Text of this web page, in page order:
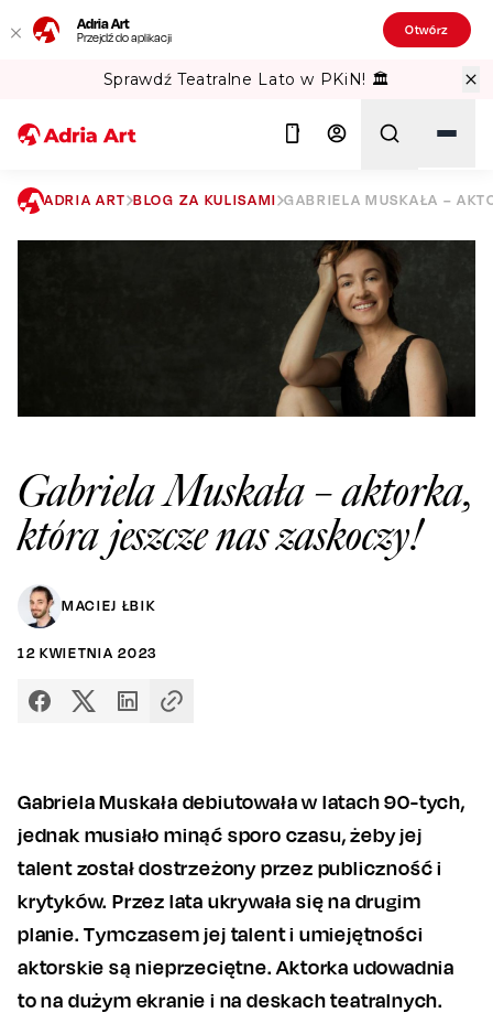
Adria Art
Przejdź do aplikacji Otwórz
Sprawdź Teatralne Lato w PKiN! 🏛️
ADRIA ART BLOG ZA KULISAMI GABRIELA MUSKAŁA –
Gabriela Muskała – aktorka,
która jeszcze nas zaskoczy!
MACIEJ ŁBIK
12 KWIETNIA 2023
Gabriela Muskała debiutowała w latach 90-tych,
jednak musiało minąć sporo czasu, żeby jej
talent został dostrzeżony przez publiczność i
krytyków. Przez lata ukrywała się na drugim
planie. Tymczasem jej talent i umiejętności
aktorskie są nieprzeciętne. Aktorka udowadnia
to na dużym ekranie i na deskach teatralnych.